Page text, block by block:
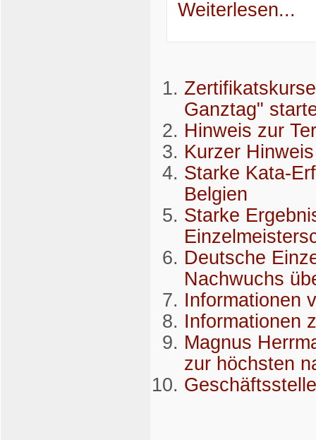
Weiterlesen...
Ganztag"
Hinweis zur
Kurzer
Starke Kata-
Belgien
Starke
Deutsche
Nachwuchs
Informationen
Informationen
Magnus
zur höchsten